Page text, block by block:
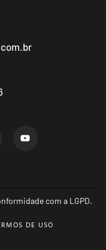
com a LGPD.
DE USO